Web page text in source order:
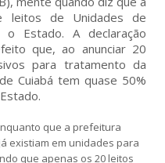
leitos de Unidades de
Estado. A declaração
que, ao anunciar 20
para tratamento da
Cuiabá tem quase 50%
que a prefeitura
existiam em unidades para
que apenas os 20 leitos